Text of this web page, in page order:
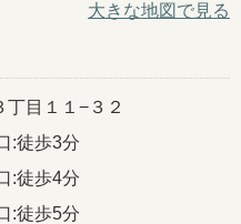
大きな地図で見る
目１１−３２
:徒歩3分
:徒歩4分
:徒歩5分